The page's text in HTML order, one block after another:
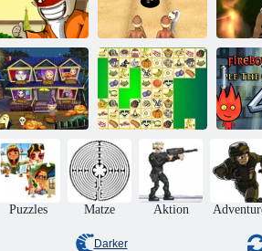
Legenden der
Samurai
Grab-Tempel-
Lauf
Fluchtraum
mysteriöses
Wort
Kris Mahjong
Puzzles Matze Aktion
Darker